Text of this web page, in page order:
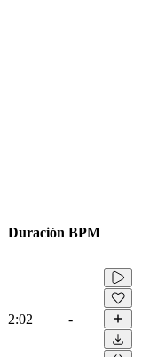
Duración BPM
2:02 -